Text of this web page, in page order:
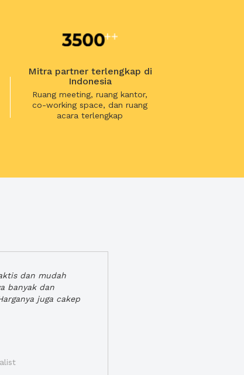
Mitra partner terlengkap di
Indonesia
Ruang meeting, ruang kantor,
co-working space, dan ruang
acara terlengkap
dan mudah
banyak dan
juga cakep